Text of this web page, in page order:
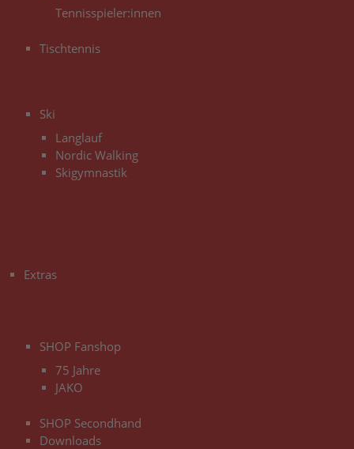
Tennisspieler:innen
Tischtennis
Ski
Langlauf
Nordic Walking
Skigymnastik
Extras
SHOP Fanshop
75 Jahre
JAKO
SHOP Secondhand
Downloads